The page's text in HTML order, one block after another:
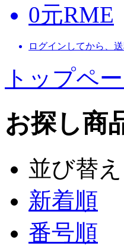
0元RME
ログインしてから、
トップペ
お探し商
並び替え
新着順
番号順